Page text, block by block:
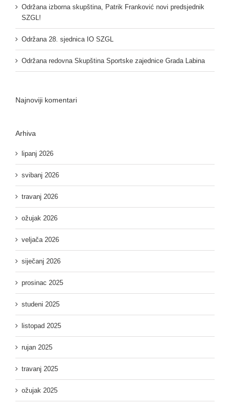
Održana izborna skupština, Patrik Franković novi predsjednik
SZGL!
Održana 28. sjednica IO SZGL
Održana redovna Skupština Sportske zajednice Grada Labina
Najnoviji komentari
Arhiva
lipanj 2026
svibanj 2026
travanj 2026
ožujak 2026
veljača 2026
siječanj 2026
prosinac 2025
studeni 2025
listopad 2025
rujan 2025
travanj 2025
ožujak 2025